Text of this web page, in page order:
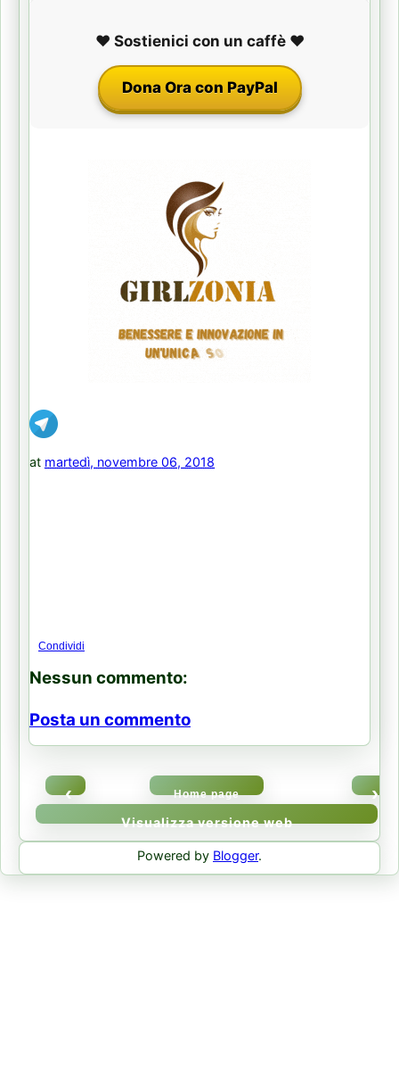
❤️ Sostienici con un caffè ❤️
Dona Ora con PayPal
at martedì, novembre 06, 2018
Condividi
Nessun commento:
Posta un commento
‹ ›
Home page
Visualizza versione web
Powered by Blogger.